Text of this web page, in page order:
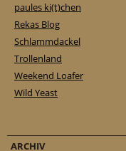
paules ki(t)chen
Rekas Blog
Schlammdackel
Trollenland
Weekend Loafer
Wild Yeast
ARCHIV